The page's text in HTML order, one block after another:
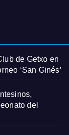
de Getxo en
‘San Ginés’
del